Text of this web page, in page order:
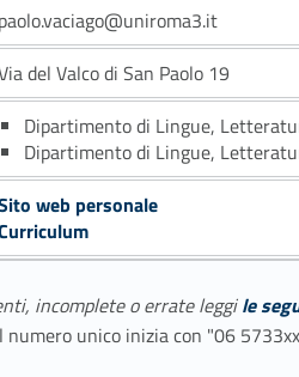
paolo.vaciago@uniroma3.it
del Valco di San Paolo 19
Dipartimento di Lingue,
Dipartimento di Lingue,
web personale
incomplete o errate leggile
unico inizia con "06